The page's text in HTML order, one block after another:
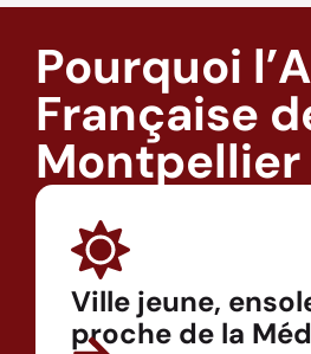
Pourquoi
Française
Montpellier
Ville jeune,
proche de la